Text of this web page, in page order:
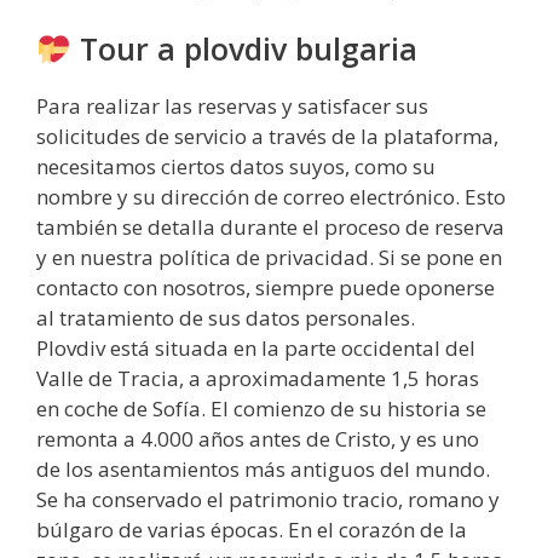
Tour a plovdiv bulgaria
Para realizar las reservas y satisfacer sus
solicitudes de servicio a través de la plataforma,
necesitamos ciertos datos suyos, como su
nombre y su dirección de correo electrónico. Esto
también se detalla durante el proceso de reserva
y en nuestra política de privacidad. Si se pone en
contacto con nosotros, siempre puede oponerse
al tratamiento de sus datos personales.
Plovdiv está situada en la parte occidental del
Valle de Tracia, a aproximadamente 1,5 horas
en coche de Sofía. El comienzo de su historia se
remonta a 4.000 años antes de Cristo, y es uno
de los asentamientos más antiguos del mundo.
Se ha conservado el patrimonio tracio, romano y
búlgaro de varias épocas. En el corazón de la